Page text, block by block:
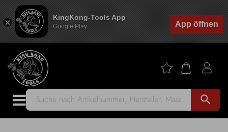
KingKong-Tools App
Google Play App öffnen
search